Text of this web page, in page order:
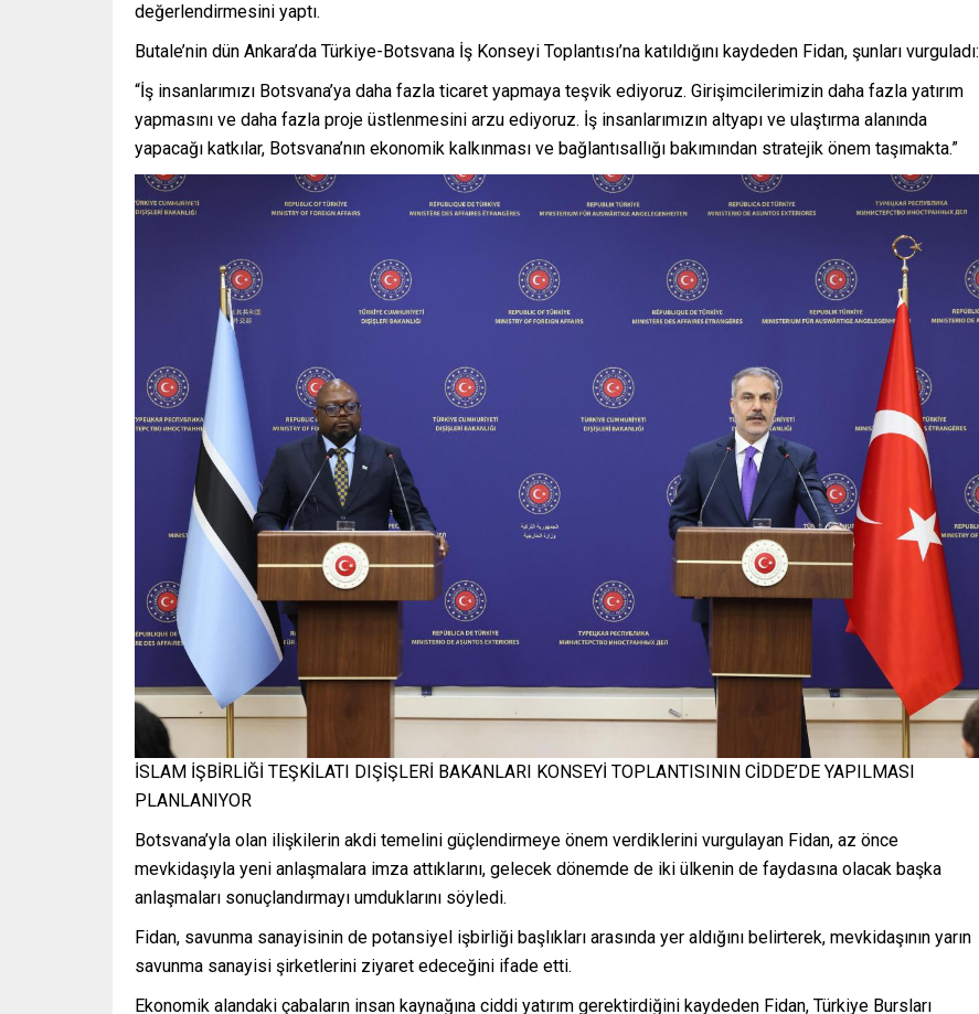
değerlendirmesini yaptı.
Butale’nin dün Ankara’da Türkiye-Botsvana İş Konseyi Toplantısı’na katıldığını kaydeden Fidan, şunları vurguladı:
“İş insanlarımızı Botsvana’ya daha fazla ticaret yapmaya teşvik ediyoruz. Girişimcilerimizin daha fazla yatırım
yapmasını ve daha fazla proje üstlenmesini arzu ediyoruz. İş insanlarımızın altyapı ve ulaştırma alanında
yapacağı katkılar, Botsvana’nın ekonomik kalkınması ve bağlantısallığı bakımından stratejik önem taşımakta.”
İSLAM İŞBİRLİĞİ TEŞKİLATI DIŞİŞLERİ BAKANLARI KONSEYİ TOPLANTISININ CİDDE’DE YAPILMASI
PLANLANIYOR
Botsvana’yla olan ilişkilerin akdi temelini güçlendirmeye önem verdiklerini vurgulayan Fidan, az önce
mevkidaşıyla yeni anlaşmalara imza attıklarını, gelecek dönemde de iki ülkenin de faydasına olacak başka
anlaşmaları sonuçlandırmayı umduklarını söyledi.
Fidan, savunma sanayisinin de potansiyel işbirliği başlıkları arasında yer aldığını belirterek, mevkidaşının yarın
savunma sanayisi şirketlerini ziyaret edeceğini ifade etti.
Ekonomik alandaki çabaların insan kaynağına ciddi yatırım gerektirdiğini kaydeden Fidan, Türkiye Bursları